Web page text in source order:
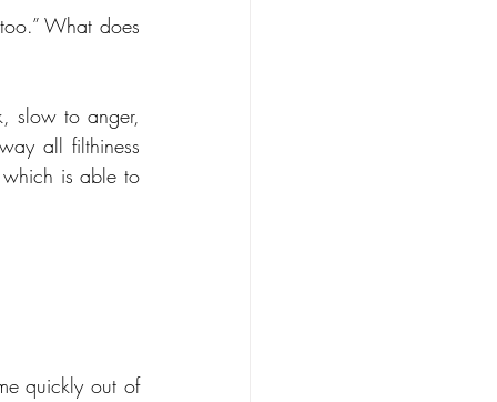
What does
slow to anger,
all filthiness
is able to